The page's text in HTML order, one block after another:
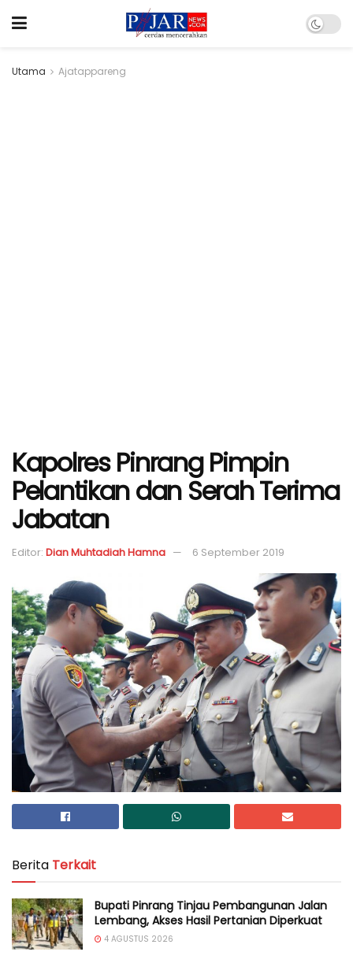
Utama Ajatappareng
Kapolres Pinrang Pimpin
Pelantikan dan Serah Terima
Jabatan
Editor: Dian Muhtadiah Hamna 6 September 2019
Berita Terkait
Bupati Pinrang Tinjau Pembangunan Jalan
Lembang, Akses Hasil Pertanian Diperkuat
4 AGUSTUS 2026